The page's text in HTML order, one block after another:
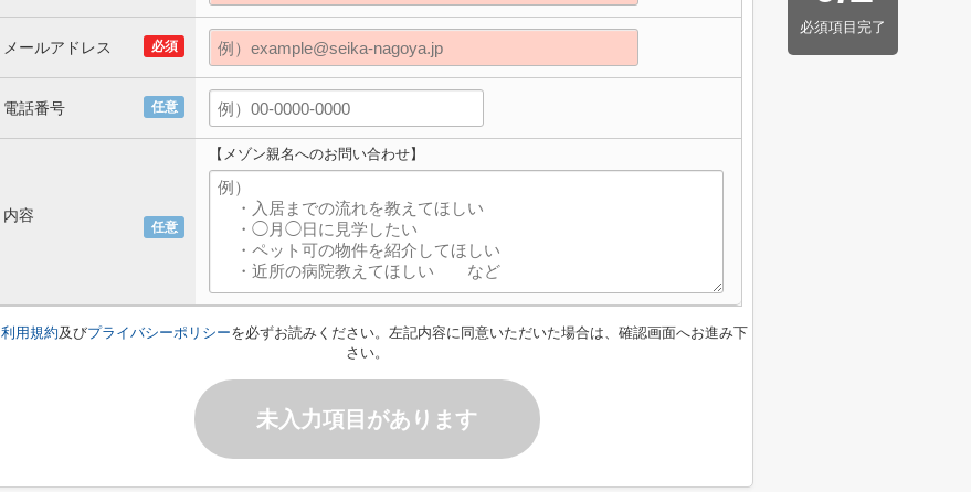
必須項目完了
必須
メールアドレス
任意
電話番号
任意
内容
【メゾン親名へのお問い合わせ】
利用規約及びプライバシーポリシーを必ずお読みください。左記内容に同意いただいた場合は、確認画面へお進み下
さい。
未入力項目があります